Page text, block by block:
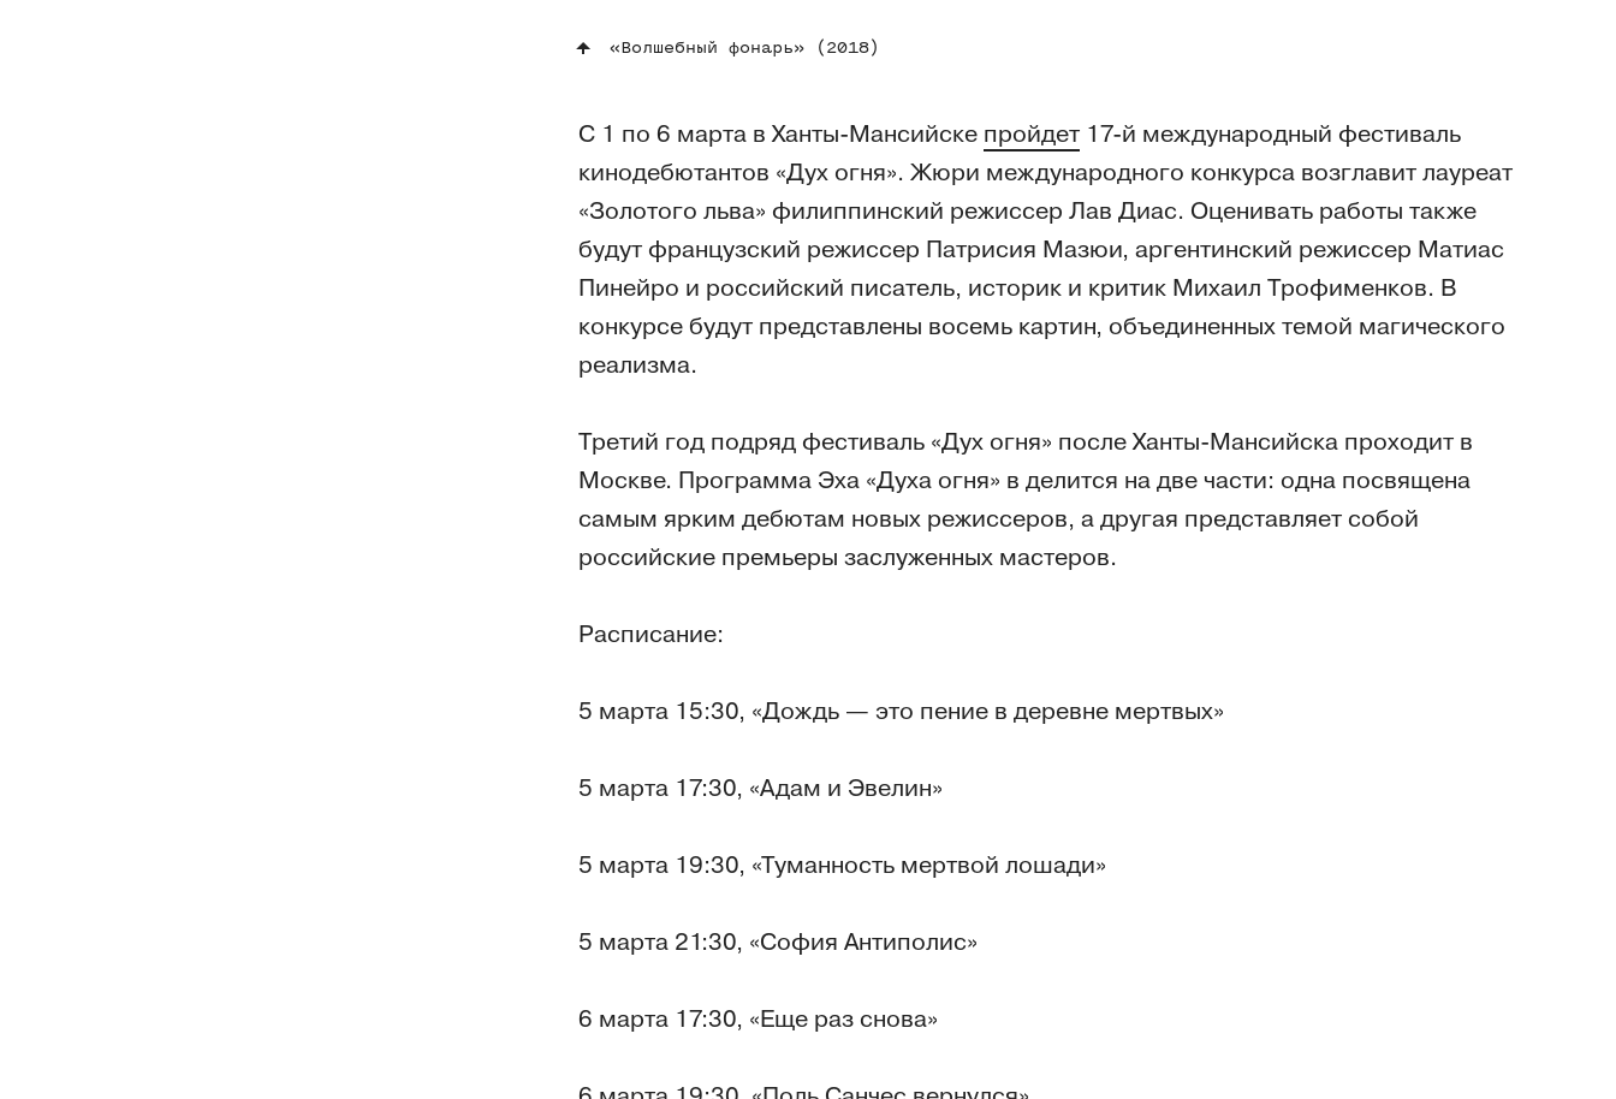
«Волшебный фонарь» (2018)
С 1 по 6 марта в Ханты-Мансийске пройдет 17-й международный фестиваль
кинодебютантов «Дух огня». Жюри международного конкурса возглавит лауреат
«Золотого льва» филиппинский режиссер Лав Диас. Оценивать работы также
будут французский режиссер Патрисия Мазюи, аргентинский режиссер Матиас
Пинейро и российский писатель, историк и критик Михаил Трофименков. В
конкурсе будут представлены восемь картин, объединенных темой магического
реализма.
Третий год подряд фестиваль «Дух огня» после Ханты-Мансийска проходит в
Москве. Программа Эха «Духа огня» в делится на две части: одна посвящена
самым ярким дебютам новых режиссеров, а другая представляет собой
российские премьеры заслуженных мастеров.
Расписание:
5 марта 15:30, «Дождь — это пение в деревне мертвых»
5 марта 17:30, «Адам и Эвелин»
5 марта 19:30, «Туманность мертвой лошади»
5 марта 21:30, «София Антиполис»
6 марта 17:30, «Еще раз снова»